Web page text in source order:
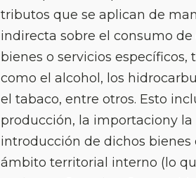
tributos que se aplican de
indirecta sobre el consumo de
bienes o servicios específicos,
como el alcohol, los
el tabaco, entre otros. Esto
producción, la importaciony la
introducción de dichos bienes
ámbito territorial interno (lo